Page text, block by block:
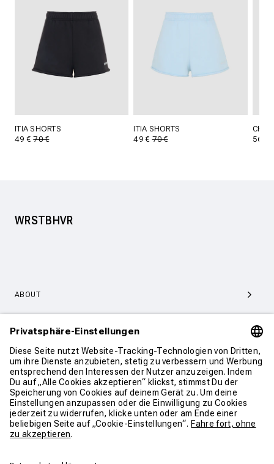
ITIA SHORTS
49 €70 €
ITIA SHORTS
49 €70 €
56 €
WRSTBHVR
ABOUT
SERVICE & SUPPORT
KONTAKT